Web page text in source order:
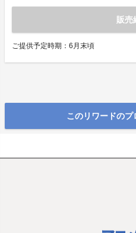
販売
ご提供予定時期： 6月末頃
このリワードのプ